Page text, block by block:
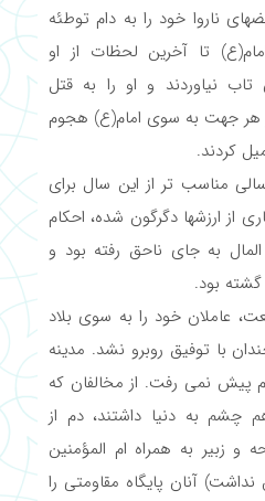
ناروا خود را به دام توطئه
تا آخرین لحظات از او
نیاوردند و او را به قتل
هر جهت به سوی امام(ع) هجوم
کردند.
سالی مناسب تر از این سال برای
از ارزشها دگرگون شده، احکام
به جای ناحق رفته بود و
بود.
عاملان خود را به سوی بلاد
با توفیق روبرو نشد. مدینه
پیش نمی رفت. از مخالفان که
چشم به دنیا داشتند، دم از
و زبیر به همراه ام المؤمنین
آنان پایگاه مقاومتی را